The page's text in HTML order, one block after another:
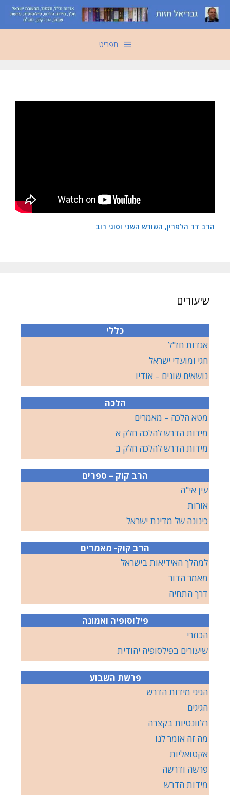
לדלג
לתוכן
תפריט
הרב דר הלפרין, השורש השני וסוגי רוב
שיעורים
כללי
אגדות חז"ל
חגי ומועדי ישראל
נושאים שונים – אודיו
הלכה
מטא הלכה – מאמרים
מידות הדרש להלכה חלק א
מידות הדרש להלכה חלק ב
הרב קוק – ספרים
עין אי"ה
אורות
כינונה של מדינת ישראל
הרב קוק- מאמרים
למהלך האידיאות בישראל
מאמר הדור
דרך התחיה
פילוסופיה ואמונה
הכוזרי
שיעורים בפילסופיה יהודית
פרשת השבוע
הגיגי מידות הדרש
הגיגים
רלוונטיות בקצרה
מה זה אומר לנו
אקטואליות
פרשה ודרשה
מידות הדרש